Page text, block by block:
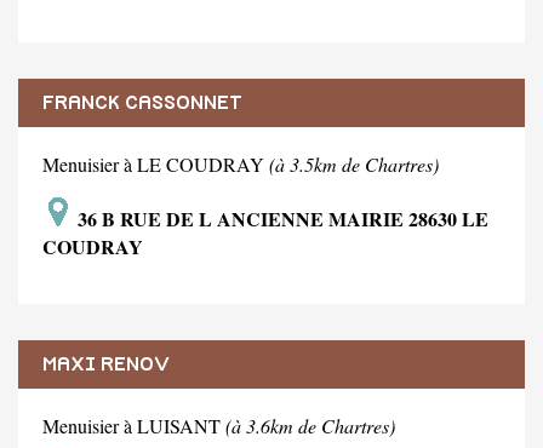
FRANCK CASSONNET
Menuisier à LE COUDRAY (à 3.5km de Chartres)
36 B RUE DE L ANCIENNE MAIRIE 28630 LE
COUDRAY
MAXI RENOV
Menuisier à LUISANT(à 3.6km de Chartres)